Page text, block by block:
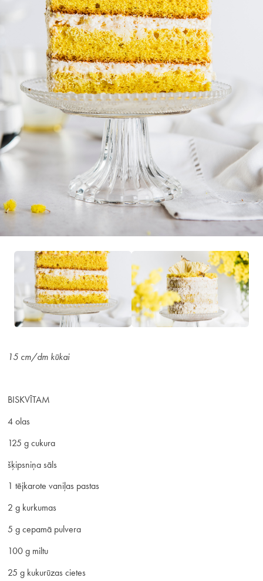
15 cm/dm kūkai
BISKVĪTAM
4 olas
125 g cukura
šķipsniņa sāls
1 tējkarote vaniļas pastas
2 g kurkumas
5 g cepamā pulvera
100 g miltu
25 g kukurūzas cietes